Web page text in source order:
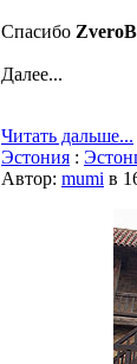
Спасибо
Далее...
Читать дальше...
Эстония :
Автор: mumi в